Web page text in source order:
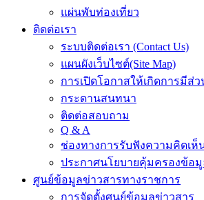
แผ่นพับท่องเที่ยว
ติดต่อเรา
ระบบติดต่อเรา (Contact Us)
แผนผังเว็บไซต์(Site Map)
การเปิดโอกาสให้เกิดการมีส่ว
กระดานสนทนา
ติดต่อสอบถาม
Q & A
ช่องทางการรับฟังความคิดเห็
ประกาศนโยบายคุ้มครองข้อ
ศูนย์ข้อมูลข่าวสารทางราชการ
การจัดตั้งศูนย์ข้อมูลข่าวสาร